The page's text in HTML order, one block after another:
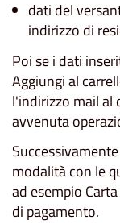
dati del
indirizzo di
Poi se i dati
Aggiungi al
l'indirizzo mail al
avvenuta
modalità con le
ad esempio
di pagamento.